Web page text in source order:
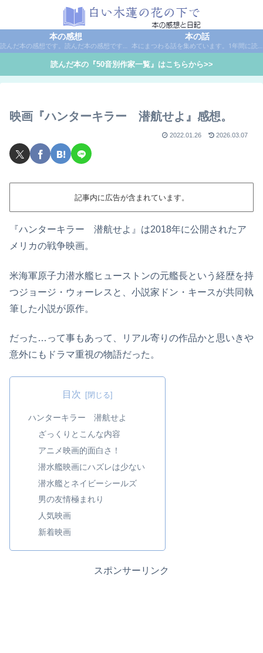
本の感想
読んだ本の感想です。読んだ本の感想です。本は作家名で50音別に分類しています。
本の話
本にまつわる話を集めています。1年間に読んだ本の総括や、本に関する話題など。
読んだ本の『50音別作家一覧』はこちらから>>
映画『ハンターキラー 潜航せよ』感想。
2022.01.26 2026.03.07
記事内に広告が含まれています。
『ハンターキラー 潜航せよ』は2018年に公開されたア
メリカの戦争映画。
米海軍原子力潜水艦ヒューストンの元艦長という経歴を持
つジョージ・ウォーレスと、小説家ドン・キースが共同執
筆した小説が原作。
だった…って事もあって、リアル寄りの作品かと思いきや
意外にもドラマ重視の物語だった。
目次
ハンターキラー 潜航せよ
ざっくりとこんな内容
アニメ映画的面白さ！
潜水艦映画にハズレは少ない
潜水艦とネイビーシールズ
男の友情極まれり
人気映画
新着映画
スポンサーリンク